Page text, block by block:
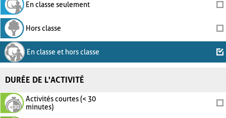
En classe seulement
Hors classe
En classe et hors classe
DURÉE DE L'ACTIVITÉ
Activités courtes (< 30
minutes)